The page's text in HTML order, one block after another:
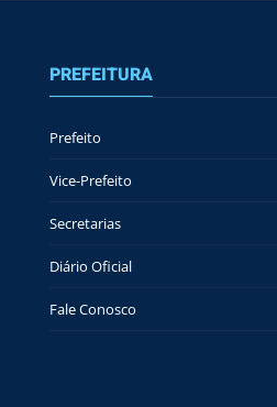
PREFEITURA
Prefeito
Vice-Prefeito
Secretarias
Diário Oficial
Fale Conosco